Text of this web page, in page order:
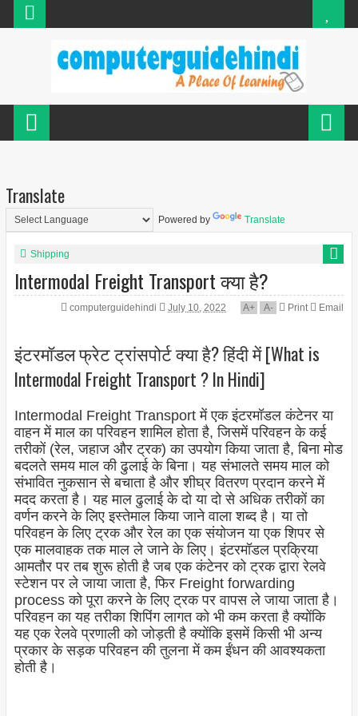
Translate
Powered by Translate
Shipping
Intermodal Freight Transport क्या है?
computerguidehindi July 10, 2022 A+ A- Print Email
इंटरमॉडल फ्रेट ट्रांसपोर्ट क्या है? हिंदी में [What is
Intermodal Freight Transport ? In Hindi]
Intermodal Freight Transport में एक इंटरमॉडल कंटेनर या
वाहन में माल का परिवहन शामिल होता है, जिसमें परिवहन के कई
तरीकों (रेल, जहाज और ट्रक) का उपयोग किया जाता है, बिना मोड
बदलते समय माल की ढुलाई के बिना। यह संभालते समय माल को
संभावित नुकसान से बचाता है और शीघ्र वितरण प्रदान करने में
मदद करता है। यह माल ढुलाई के दो या दो से अधिक तरीकों का
वर्णन करने के लिए इस्तेमाल किया जाने वाला शब्द है। या तो
परिवहन के लिए ट्रक और रेल का एक संयोजन या एक शिपर से
एक मालवाहक तक माल ले जाने के लिए। इंटरमॉडल प्रक्रिया
आमतौर पर तब शुरू होती है जब एक कंटेनर को ट्रक द्वारा रेलवे
स्टेशन पर ले जाया जाता है, फिर Freight forwarding
process को पूरा करने के लिए ट्रक पर वापस ले जाया जाता है।
परिवहन का यह तरीका शिपिंग लागत को भी कम करता है क्योंकि
यह एक रेलवे प्रणाली को जोड़ती है क्योंकि इसमें किसी भी अन्य
प्रकार के सड़क परिवहन की तुलना में कम ईंधन की आवश्यकता
होती है।